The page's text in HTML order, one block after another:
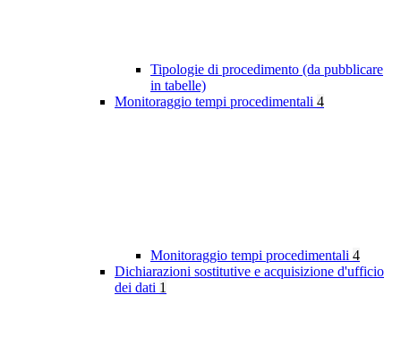
Tipologie di procedimento (da pubblicare
in tabelle)
Monitoraggio tempi procedimentali 4
Monitoraggio tempi procedimentali 4
Dichiarazioni sostitutive e acquisizione d'ufficio
dei dati 1